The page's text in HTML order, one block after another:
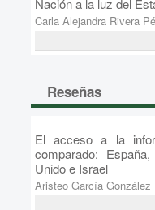
Nación a la luz del
Carla Alejandra Rivera
Reseñas
El acceso a la
comparado:
Unido e Israel
Aristeo García González